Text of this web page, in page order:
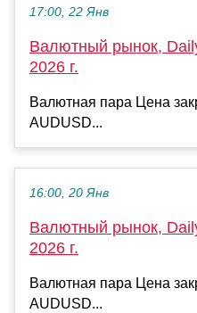
17:00, 22 Янв
Валютный рынок,
2026 г.
Валютная пара Цена
AUDUSD...
16:00, 20 Янв
Валютный рынок,
2026 г.
Валютная пара Цена
AUDUSD...